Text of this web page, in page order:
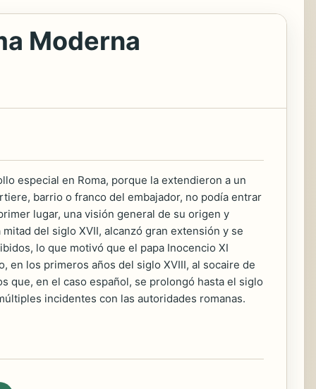
Moderna
especial en Roma, porque la extendieron a un
barrio o franco del embajador, no podía entrar
lugar, una visión general de su origen y
del siglo XVII, alcanzó gran extensión y se
lo que motivó que el papa Inocencio XI
en los primeros años del siglo XVIII, al socaire de
que, en el caso español, se prolongó hasta el siglo
incidentes con las autoridades romanas.